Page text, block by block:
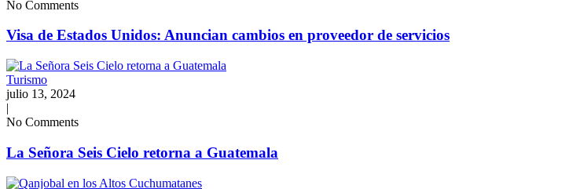
No Comments
Visa de Estados Unidos: Anuncian cambios en proveedor de servicios
Turismo
julio 13, 2024
|
No Comments
La Señora Seis Cielo retorna a Guatemala